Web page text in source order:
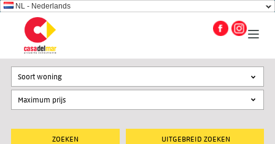
NL - Nederlands
UITGEBREID ZOEKEN
Soort woning